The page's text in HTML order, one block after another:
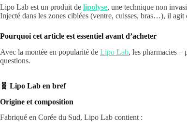
Lipo Lab est un produit de lipolyse, une technique non
Injecté dans les zones ciblées (ventre, cuisses, bras…), il
Pourquoi cet article est essentiel avant d’acheter
Avec la montée en popularité de Lipo Lab, les pharmacies –
questions.
🧬 Lipo Lab en bref
Origine et composition
Fabriqué en Corée du Sud, Lipo Lab contient :